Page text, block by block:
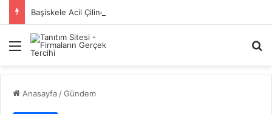
Başiskele Acil Çilingir Hizmeti İçin Doğru Adres Neresi?
Menü
Anasayfa /Gündem